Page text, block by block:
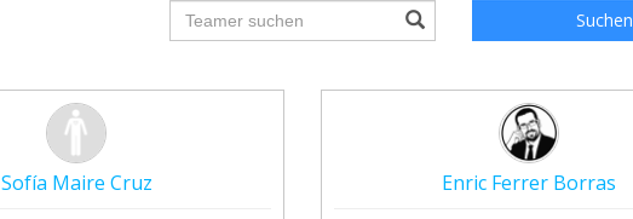
groupProfile.searchForm.search.text??? Suchen
Sofía Maire Cruz Enric Ferrer Borras